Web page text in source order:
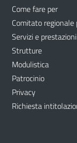
Come fare per
Comitato regionale
Servizi e prestazioni
Strutture
Modulistica
Patrocinio
Privacy
Richiesta